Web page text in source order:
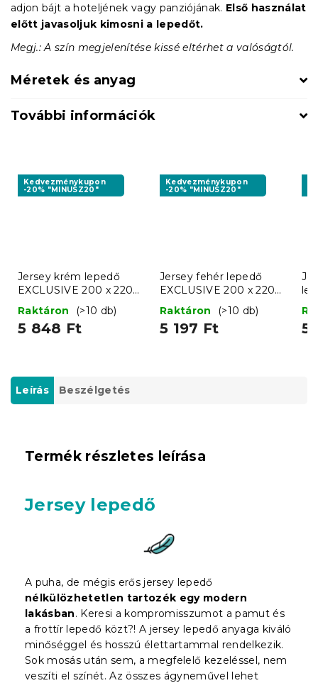
adjon bájt a hoteljének vagy panziójának. Első használat
előtt javasoljuk kimosni a lepedőt.
Megj.: A szín megjelenítése kissé eltérhet a valóságtól.
Méretek és anyag
További információk
Kedvezménykupon
-20% "MINUSZ20"
Jersey krém lepedő
EXCLUSIVE 200 x 220
cm
Raktáron (>10 db)
5 848 Ft
Kedvezménykupon
-20% "MINUSZ20"
Jersey fehér lepedő
EXCLUSIVE 200 x 220
cm
Raktáron (>10 db)
5 197 Ft 5
Leírás Beszélgetés
Termék részletes leírása
Jersey lepedő
A puha, de mégis erős jersey lepedő
nélkülözhetetlen tartozék egy modern
lakásban. Keresi a kompromisszumot a pamut és
a frottír lepedő közt?! A jersey lepedő anyaga kiváló
minőséggel és hosszú élettartammal rendelkezik.
Sok mosás után sem, a megfelelő kezeléssel, nem
veszíti el színét. Az összes ágyneművel lehet